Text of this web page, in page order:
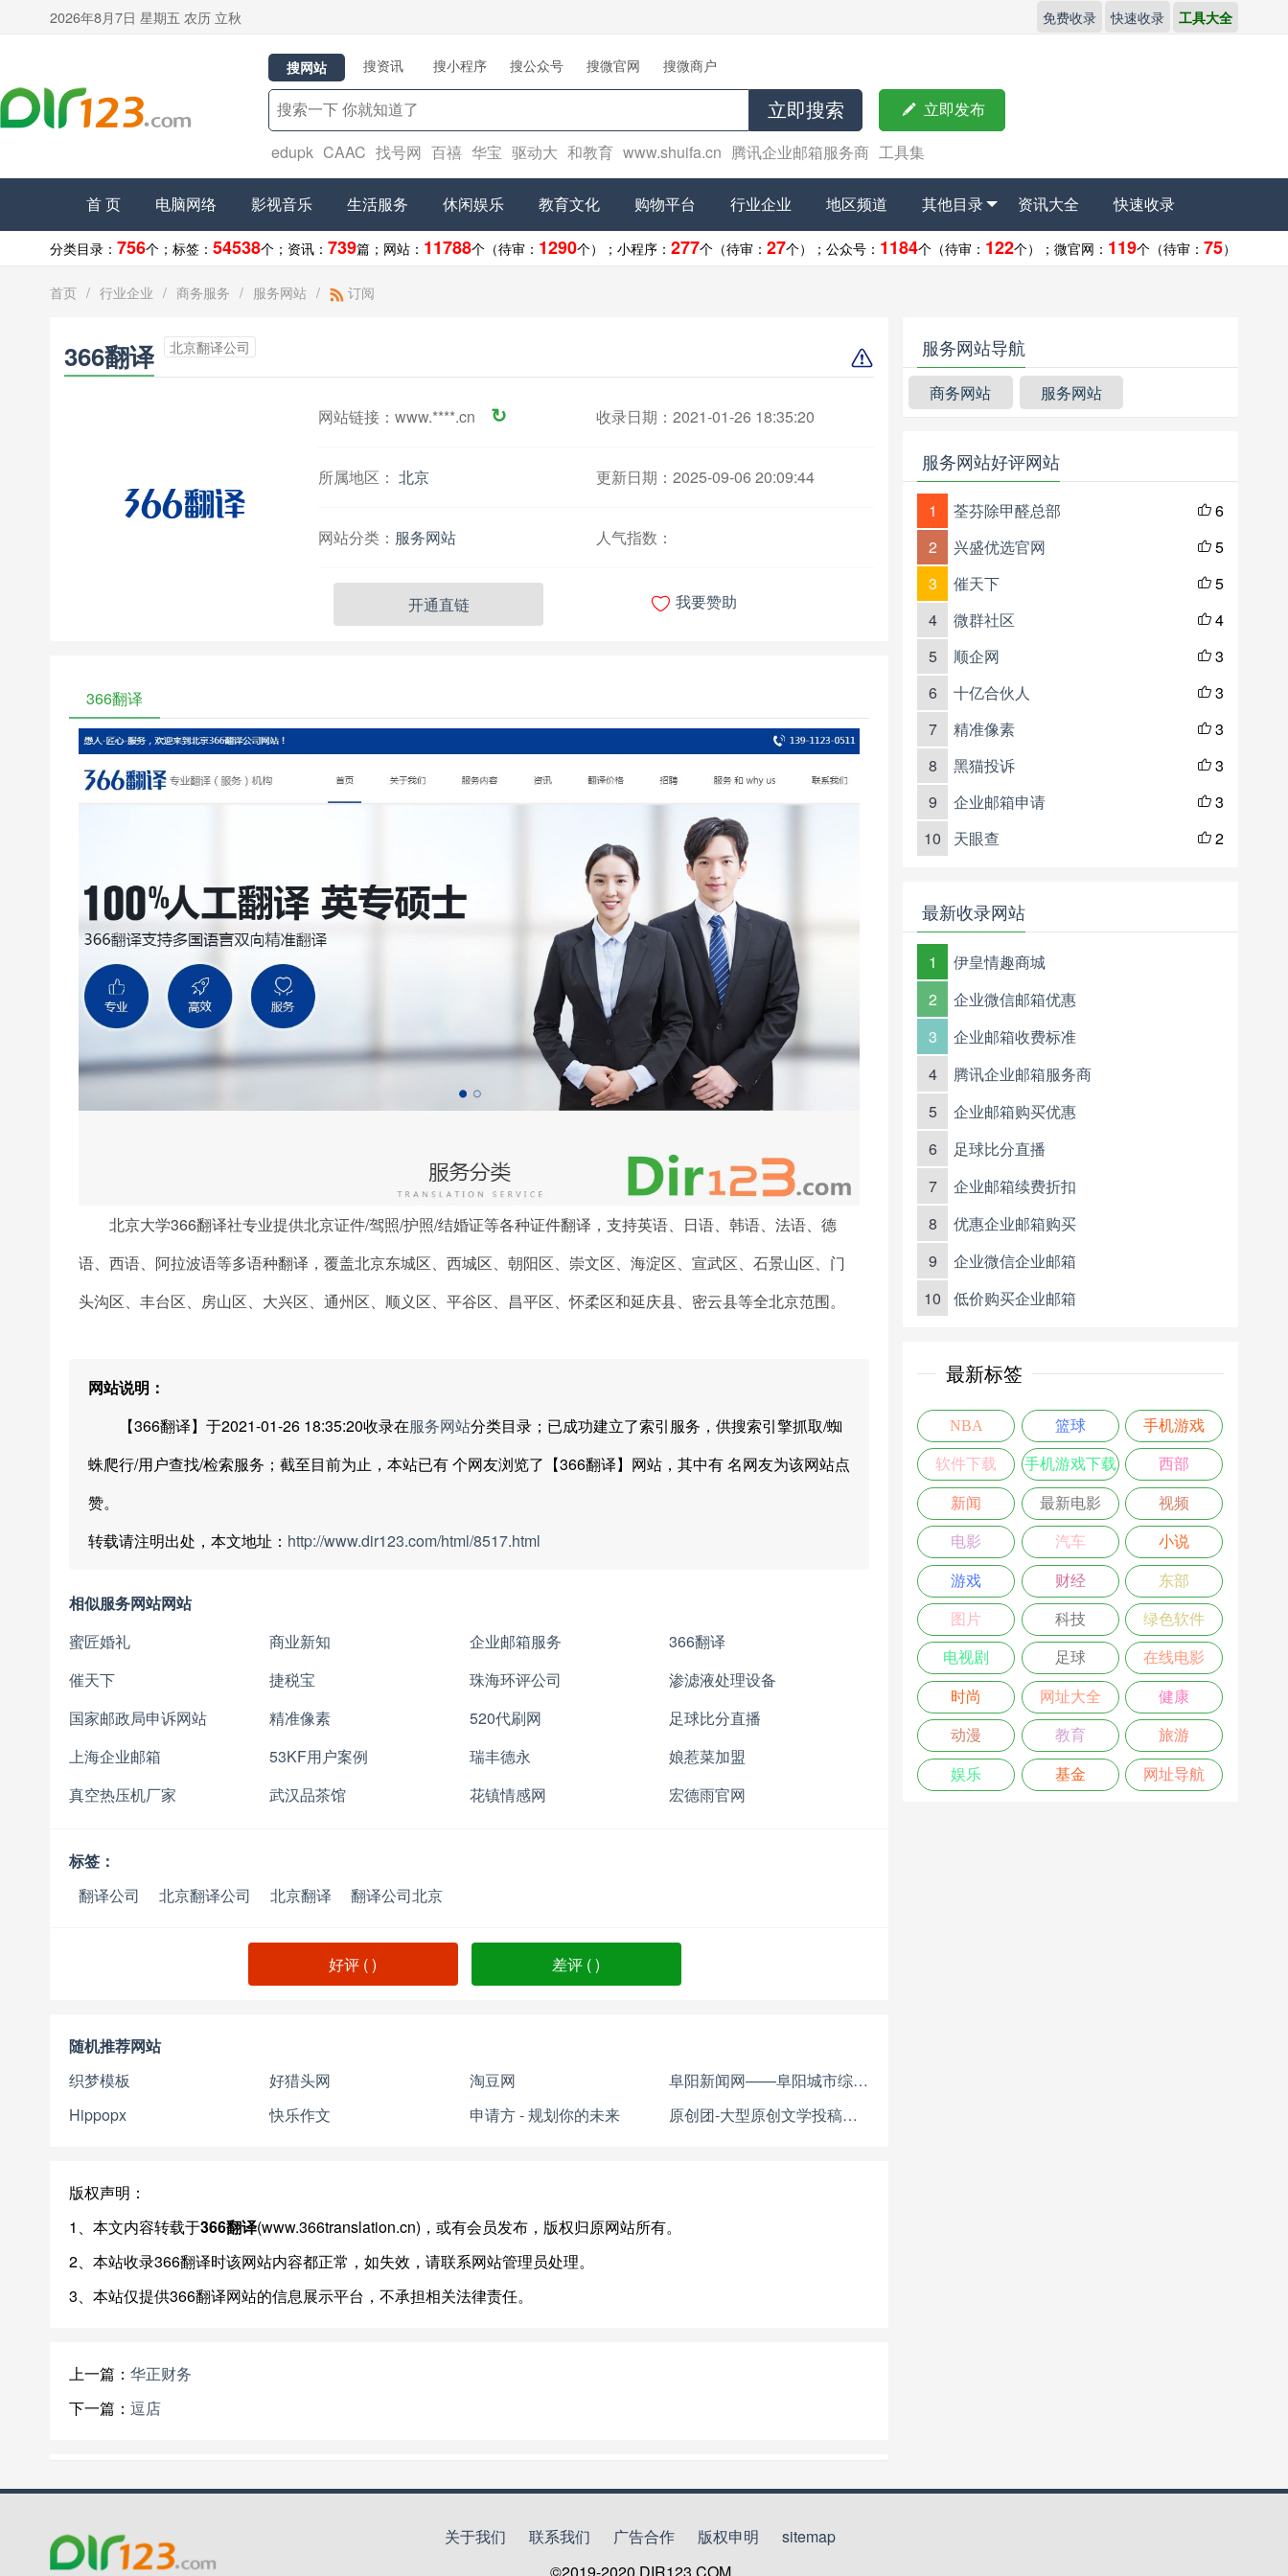
2026年8月7日 星期五 农历 立秋 免费收录 快速收录 工具大全
搜网站 搜资讯 搜小程序 搜公众号 搜微官网 搜微商户
立即搜索  立即发布
edupk CAAC 找号网 百禧 华宝 驱动大 和教育 www.shuifa.cn 腾讯企业邮箱服务商 工具集
首 页 电脑网络 影视音乐 生活服务 休闲娱乐 教育文化 购物平台 行业企业 地区频道 其他目录 资讯大全 快速收录
分类目录： 756个； 标签： 54538个； 资讯： 739篇； 网站： 11788个（待审： 1290个）； 小程序： 277个（待审： 27个）； 公众号： 1184个（待审： 122个）； 微官网： 119个（待审： 75）
首页 / 行业企业 / 商务服务 / 服务网站 / 订阅
366翻译 北京翻译公司
网站链接： www.****.cn ↻ 收录日期：2021-01-26 18:35:20
所属地区： 北京 更新日期：2025-09-06 20:09:44
网站分类： 服务网站 人气指数：
开通直链  我要赞助
366翻译
北京大学366翻译社专业提供北京证件/驾照/护照/结婚证等各种证件翻译，支持英语、日语、韩语、法语、德
语、西语、阿拉波语等多语种翻译，覆盖北京东城区、西城区、朝阳区、崇文区、海淀区、宣武区、石景山区、门
头沟区、丰台区、房山区、大兴区、通州区、顺义区、平谷区、昌平区、怀柔区和延庆县、密云县等全北京范围。
网站说明：
【366翻译】于2021-01-26 18:35:20收录在服务网站分类目录；已成功建立了索引服务，供搜索引擎抓取/蜘
蛛爬行/用户查找/检索服务；截至目前为止，本站已有个网友浏览了【366翻译】网站，其中有名网友为该网站点
赞。
转载请注明出处，本文地址： http://www.dir123.com/html/8517.html
相似服务网站网站
蜜匠婚礼
商业新知 企业邮箱服务
366翻译
催天下
捷税宝 珠海环评公司
渗滤液处理设备
国家邮政局申诉网站
精准像素 520代刷网
足球比分直播
上海企业邮箱
53KF用户案例 瑞丰德永
娘惹菜加盟
真空热压机厂家
武汉品茶馆 花镇情感网 宏德雨官网
标签：
翻译公司
北京翻译公司 北京翻译 翻译公司北京
好评 () 差评 ()
随机推荐网站
织梦模板
好猎头网 淘豆网
阜阳新闻网——阜阳城市综合门户网
Hippopx
快乐作文 申请方 - 规划你的未来 原创团-大型原创文学投稿征稿小说
版权声明：
1、本文内容转载于366翻译(www.366translation.cn)，或有会员发布，版权归原网站所有。
2、本站收录366翻译时该网站内容都正常，如失效，请联系网站管理员处理。
3、本站仅提供366翻译网站的信息展示平台，不承担相关法律责任。
上一篇： 华正财务
下一篇： 逗店
服务网站导航
商务网站 服务网站
服务网站好评网站
1 荃芬除甲醛总部  6
2
兴盛优选官网  5
3
催天下  5
4
微群社区  4
5
顺企网  3
6
十亿合伙人  3
7
精准像素  3
8
黑猫投诉  3
9
企业邮箱申请  3
10
天眼查  2
最新收录网站
1
伊皇情趣商城
2
企业微信邮箱优惠
3
企业邮箱收费标准
4
腾讯企业邮箱服务商
5
企业邮箱购买优惠
6
足球比分直播
7
企业邮箱续费折扣
8
优惠企业邮箱购买
9
企业微信企业邮箱
10
低价购买企业邮箱
最新标签
NBA 篮球 手机游戏
软件下载 手机游戏下载 西部
新闻 最新电影 视频
电影 汽车 小说
游戏 财经 东部
图片 科技 绿色软件
电视剧 足球 在线电影
时尚 网址大全 健康
动漫 教育 旅游
娱乐 基金 网址导航
关于我们 联系我们 广告合作 版权申明
sitemap